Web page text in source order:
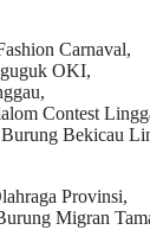
Carnaval,
OKI,
Contest
Bekicau
Provinsi,
Migran